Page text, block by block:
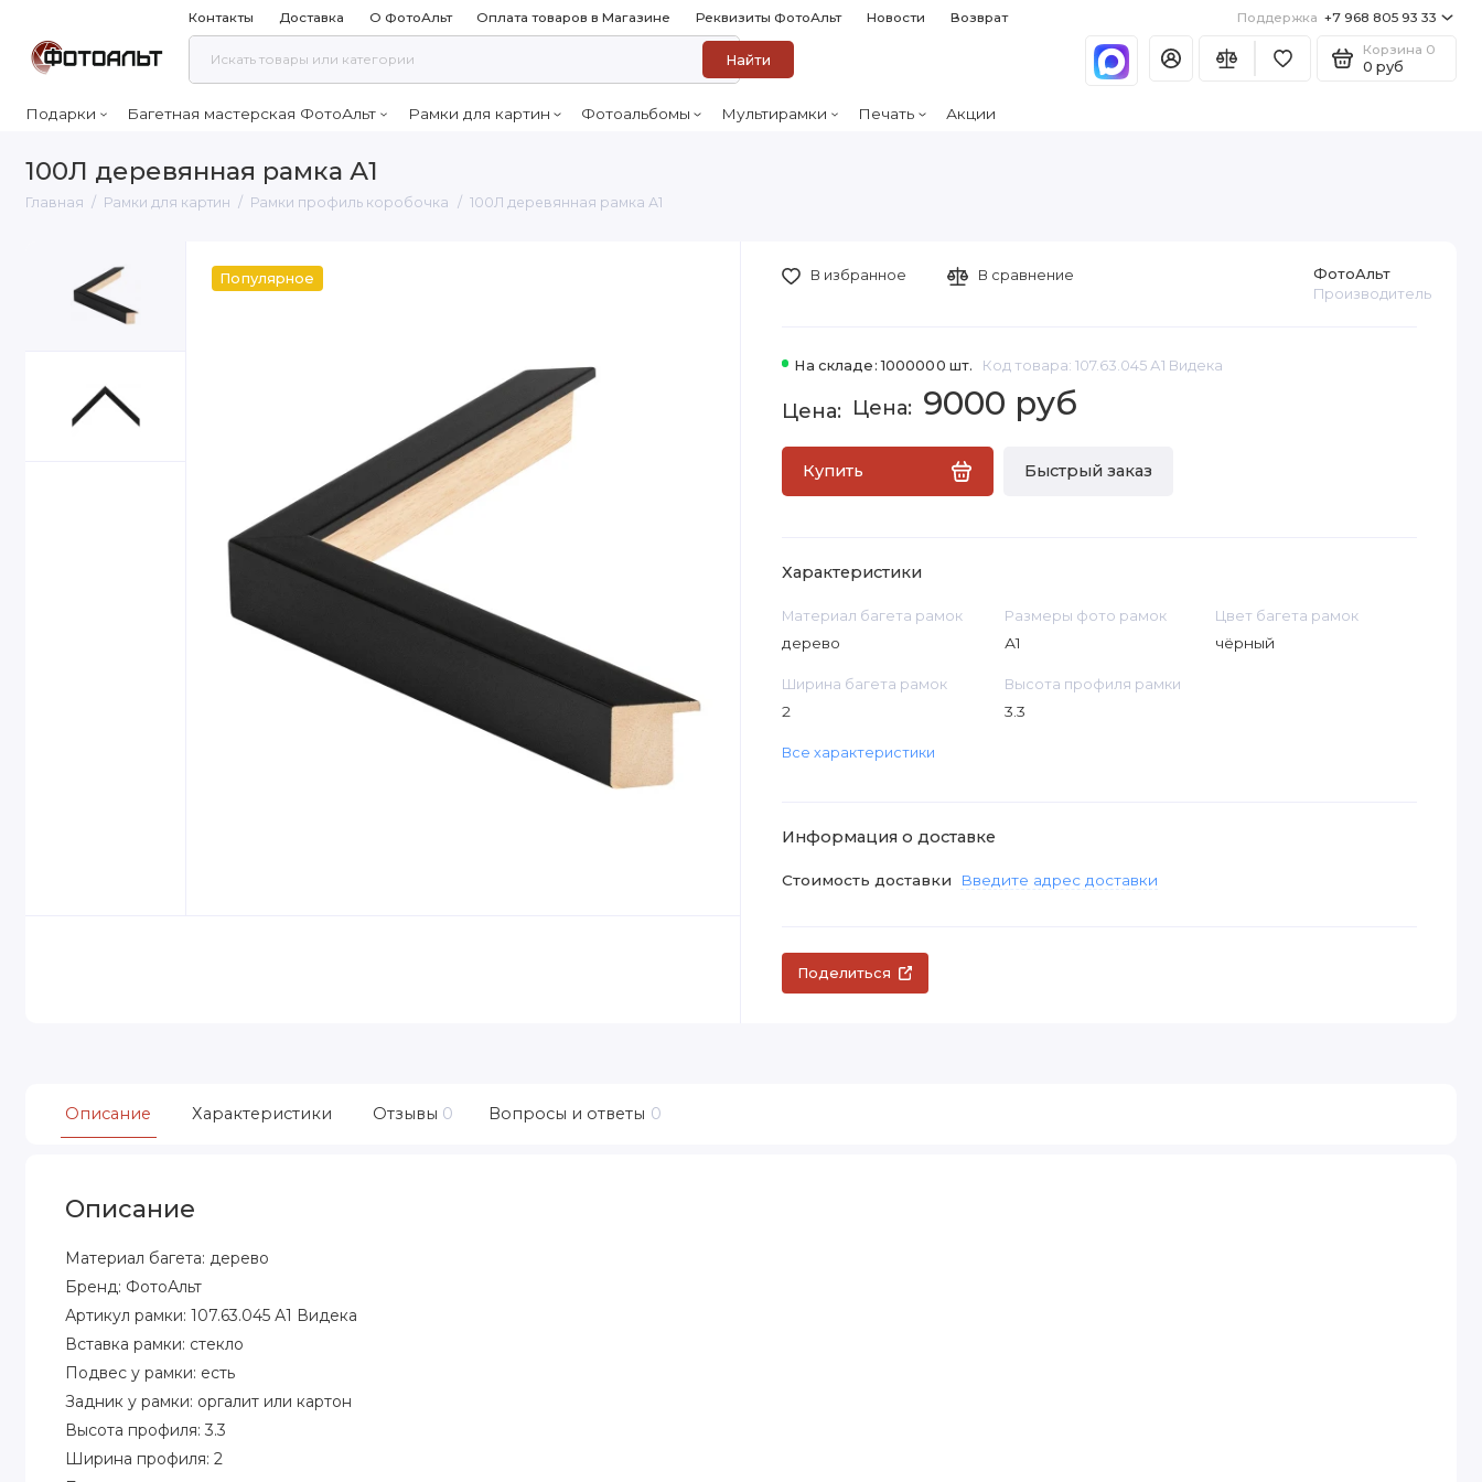
Контакты Доставка О ФотоАльт Оплата товаров в Магазине Реквизиты ФотоАльт Новости Возврат Поддержка +7 968 805 93 33
Найти
Корзина 0
0 руб
Подарки Багетная мастерская ФотоАльт Рамки для картин Фотоальбомы Мультирамки Печать Акции
100Л деревянная рамка А1
Главная Рамки для картин Рамки профиль коробочка 100Л деревянная рамка А1
Популярное
На складе: 1000000 шт. Код товара: 107.63.045 А1 Видека
ФотоАльт
Производитель
9000 руб
Купить Быстрый заказ
В избранное В сравнение
Характеристики
Материал багета рамок
дерево
Размеры фото рамок
А1
Цвет багета рамок
чёрный
Ширина багета рамок
2
Высота профиля рамки
3.3
Все характеристики
Информация о доставке
Стоимость доставки Введите адрес доставки
Поделиться
Описание Характеристики Отзывы 0 Вопросы и ответы 0
Описание
Материал багета: дерево
Бренд: ФотоАльт
Артикул рамки: 107.63.045 А1 Видека
Вставка рамки: стекло
Подвес у рамки: есть
Задник у рамки: оргалит или картон
Высота профиля: 3.3
Ширина профиля: 2